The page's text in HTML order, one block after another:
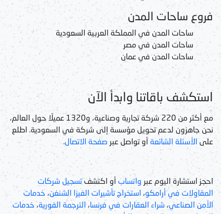
فروع ساحات المدن
ساحات المدن في المملكة العربية السعودية
ساحات المدن في مصر
ساحات المدن في عمان
استكشف باقاتنا وابدأ الآن
مع أكثر من 220 شركة تجارية وصناعية، و1320 عميلًا حول العالم،
نحن جاهزون لدعمتحويل مؤسسة إلى شركة في السعودية . اطلع
على الأسئلة الشائعة أو تواصل عبر صفحة الاتصال
احجز استشارة اليوم عبر واتساب أو اكتشفتسجيل شركات
المقاولات في أرامكو، استخراج تأشيرات الفيزا الشنغن، خدمات
الأمن الصناعي، شراء العقارات في فرنسا،الترجمة الفورية،خدمات